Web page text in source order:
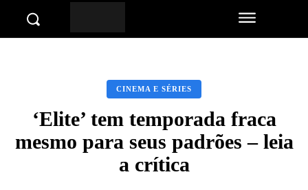
CINEMA E SÉRIES
‘Elite’ tem temporada fraca
mesmo para seus padrões – leia
a crítica